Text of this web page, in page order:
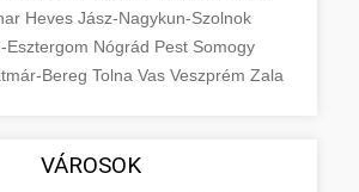
Heves Jász-Nagykun-Szolnok
Esztergom Nógrád Pest Somogy
Bereg Tolna Vas Veszprém Zala
VÁROSOK